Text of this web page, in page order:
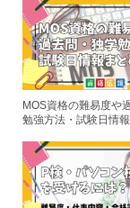
MOS資格の難易度や
勉強方法・試験日情